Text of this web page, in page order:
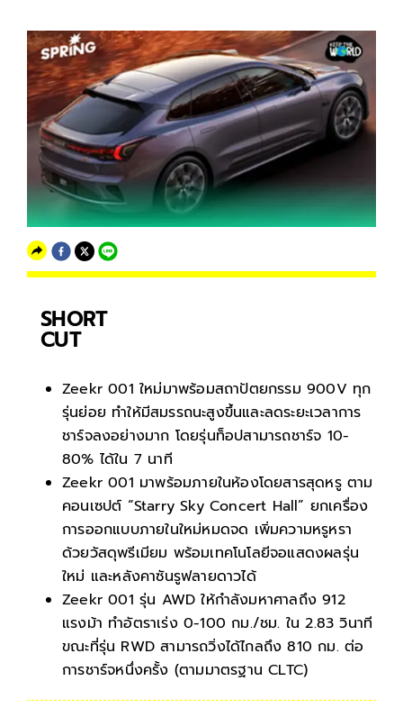
SHORT
CUT
Zeekr 001 ใหม่มาพร้อมสถาปัตยกรรม 900V ทุก
รุ่นย่อย ทำให้มีสมรรถนะสูงขึ้นและลดระยะเวลาการ
ชาร์จลงอย่างมาก โดยรุ่นท็อปสามารถชาร์จ 10-
80% ได้ใน 7 นาที
Zeekr 001 มาพร้อมภายในห้องโดยสารสุดหรู ตาม
คอนเซปต์ “Starry Sky Concert Hall” ยกเครื่อง
การออกแบบภายในใหม่หมดจด เพิ่มความหรูหรา
ด้วยวัสดุพรีเมียม พร้อมเทคโนโลยีจอแสดงผลรุ่น
ใหม่ และหลังคาซันรูฟลายดาวได้
Zeekr 001 รุ่น AWD ให้กำลังมหาศาลถึง 912
แรงม้า ทำอัตราเร่ง 0-100 กม./ชม. ใน 2.83 วินาที
ขณะที่รุ่น RWD สามารถวิ่งได้ไกลถึง 810 กม. ต่อ
การชาร์จหนึ่งครั้ง (ตามมาตรฐาน CLTC)